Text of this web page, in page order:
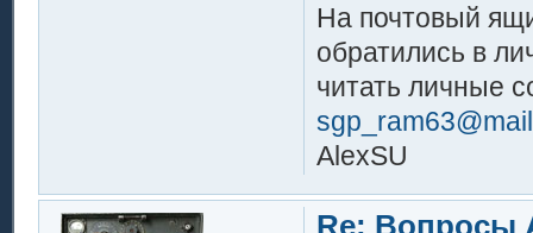
На почтовый
обратились в
читать личные
AlexSU
Re: Вопросы